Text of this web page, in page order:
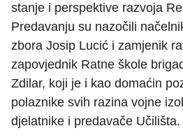
stanje i perspektive razvoja
Predavanju su nazočili
zbora Josip Lucić i zamjenik
zapovjednik Ratne škole
Zdilar, koji je i kao domaćin
polaznike svih razina vojne
djelatnike i predavače Učilišta.